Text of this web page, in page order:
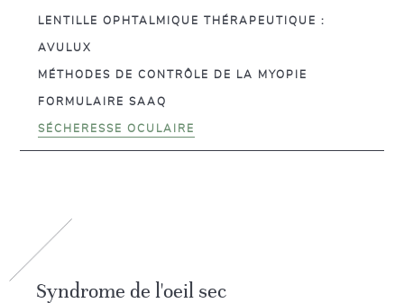
LENTILLE OPHTALMIQUE THÉRAPEUTIQUE :
AVULUX
MÉTHODES DE CONTRÔLE DE LA MYOPIE
FORMULAIRE SAAQ
SÉCHERESSE OCULAIRE
Syndrome de l'oeil sec